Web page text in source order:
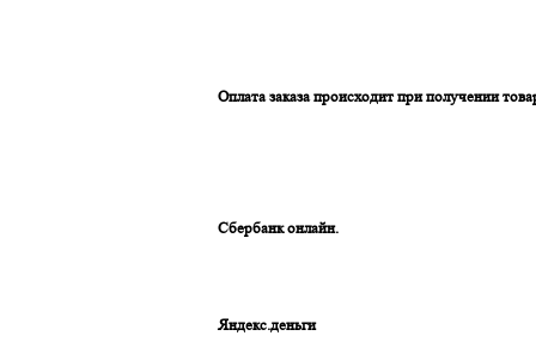
Оплата заказа происходит при получении
Сбербанк онлайн.
Яндекс.деньги